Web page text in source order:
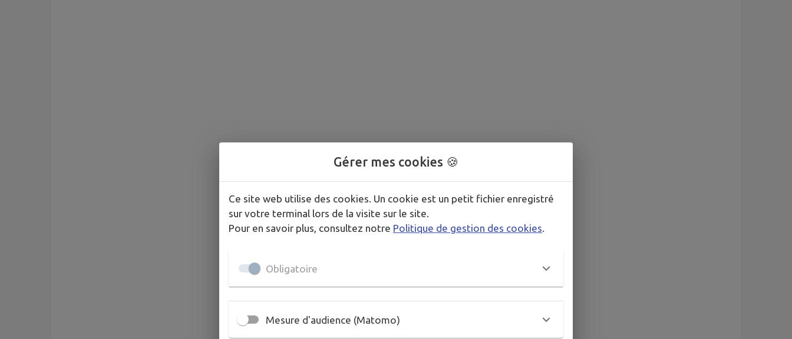
Gérer mes cookies 🍪
Ce site web utilise des cookies. Un cookie est un petit fichier enregistré
sur votre terminal lors de la visite sur le site.
Pour en savoir plus, consultez notre Politique de gestion des cookies.
Obligatoire
Mesure d'audience (Matomo)